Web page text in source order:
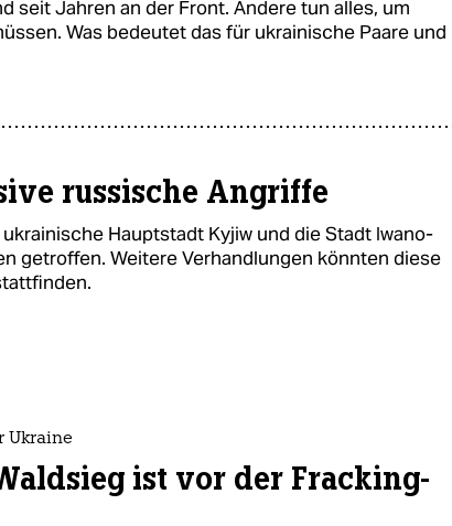
seit Jahren an der Front. Andere tun alles, um
Was bedeutet das für ukrainische Paare und
russische Angriffe
Hauptstadt Kyjiw und die Stadt Iwano-
getroffen. Weitere Verhandlungen könnten diese
Ukraine
ist vor der Fracking-